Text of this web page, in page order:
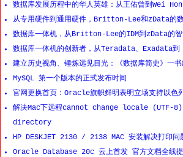
数据库发展历程中的华人英雄：从王佑曾到Wei
从专用硬件到通用硬件，Britton-Lee和zData的
数据库一体机，从Britton-Lee的IDM到zData的智
数据库一体机的创新者，从Teradata、Exadata
建立历史视角、锤炼远见目光：《数据库简史》一
MySQL 第一个版本的正式发布时间
官网更换首页：Oracle旗帜鲜明表明立场支持以色
解决Mac下远程cannot change locale
directory
HP DESKJET 2130 / 2138 MAC 安装解决打印问
Oracle Database 20c 云上首发 官方文档全线